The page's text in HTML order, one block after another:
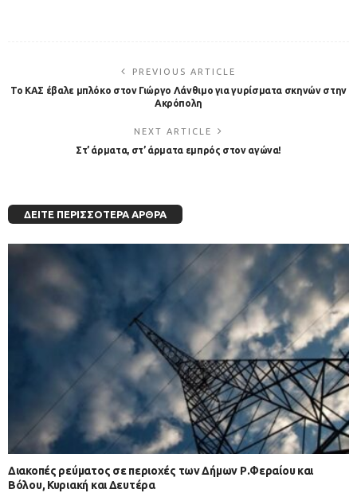
PREVIOUS ARTICLE
Το ΚΑΣ έβαλε μπλόκο στον Γιώργο Λάνθιμο για γυρίσματα σκηνών στην
Ακρόπολη
NEXT ARTICLE
Στ’ άρματα, στ’ άρματα εμπρός στον αγώνα!
ΔΕΊΤΕ ΠΕΡΙΣΣΌΤΕΡΑ ΆΡΘΡΑ
Διακοπές ρεύματος σε περιοχές των Δήμων Ρ.Φεραίου και
Βόλου, Κυριακή και Δευτέρα